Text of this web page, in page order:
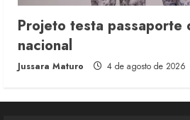
Projeto testa passaporte
nacional
Jussara Maturo 4 de agosto de 2026